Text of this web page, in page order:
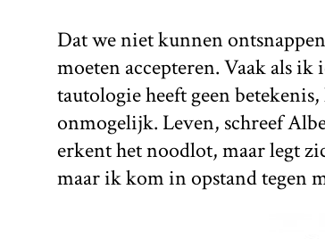
Dat we niet kunnen
moeten accepteren. Vaak als ik
tautologie heeft geen
onmogelijk. Leven, schreef
erkent het noodlot, maar legt
maar ik kom in opstand tegen